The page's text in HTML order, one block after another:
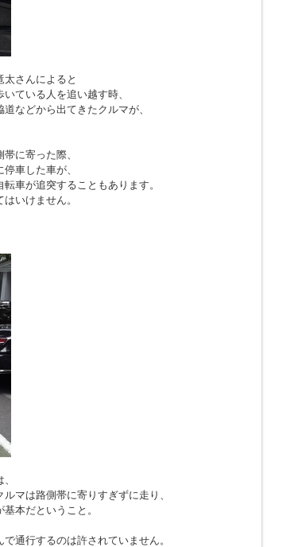
さんによると
ている人を追い越す時、
などから出てきたクルマが、
に寄った際、
車した車が、
車が追突することもあります。
いけません。
マは路側帯に寄りすぎずに走り、
本だということ。
通行するのは許されていません。